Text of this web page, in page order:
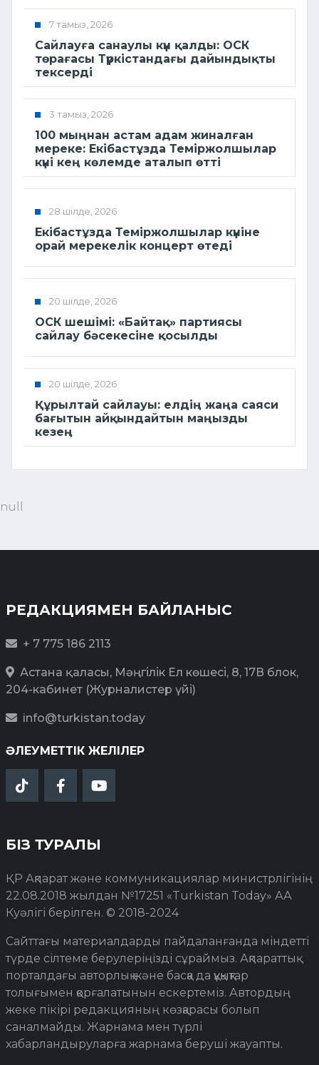
7 тамыз, 2026
Сайлауға санаулы күн қалды: ОСК
төрағасы Түркістандағы дайындықты
тексерді
3 тамыз, 2026
100 мыңнан астам адам жиналған
мереке: Екібастұзда Теміржолшылар
күні кең көлемде аталып өтті
28 шілде, 2026
Екібастұзда Теміржолшылар күніне
орай мерекелік концерт өтеді
20 шілде, 2026
ОСК шешімі: «Байтақ» партиясы
сайлау бәсекесіне қосылды
20 шілде, 2026
Құрылтай сайлауы: елдің жаңа саяси
бағытын айқындайтын маңызды
кезең
null
РЕДАКЦИЯМЕН БАЙЛАНЫС
+ 7 775 186 2113
Астана қаласы, Мәңгілік Ел көшесі, 8, 17В блок,
204-кабинет (Журналистер үйі)
info@turkistan.today
ӘЛЕУМЕТТІК ЖЕЛІЛЕР
БІЗ ТУРАЛЫ
ҚР Ақпарат және коммуникациялар министрлігінің
22.08.2018 жылдан №17251 «Turkistan Today» АА
Куәлігі берілген. © 2018-2024
Сайттағы материалдарды пайдаланғанда міндетті
түрде сілтеме берулеріңізді сұраймыз. Ақпараттық
порталдағы авторлық және басқа да құқықтар
толығымен қорғалатынын ескертеміз. Автордың
жеке пікірі редакцияның көзқарасы болып
саналмайды. Жарнама мен түрлі
хабарландыруларға жарнама беруші жауапты.